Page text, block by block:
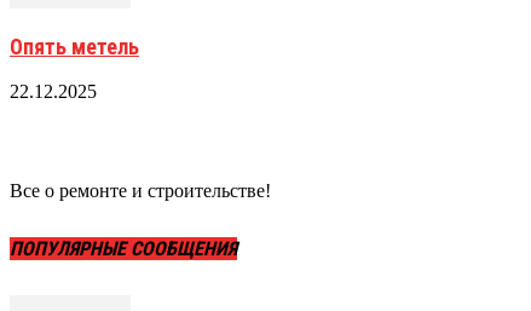
Опять метель
22.12.2025
Все о ремонте и строительстве!
ПОПУЛЯРНЫЕ СООБЩЕНИЯ